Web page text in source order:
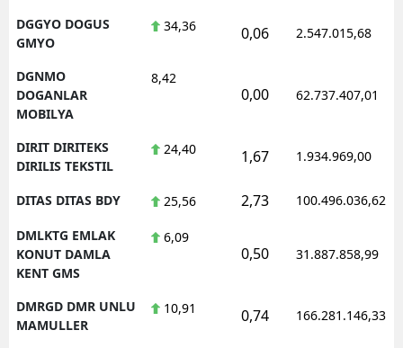
DGGYO DOGUS
GMYO
34,36 0,06 2.547.015,68
DGNMO
DOGANLAR
MOBILYA
8,42
0,00 62.737.407,01
DIRIT DIRITEKS
DIRILIS TEKSTIL
24,40 1,67 1.934.969,00
DITAS DITAS BDY 25,56 2,73 100.496.036,62
DMLKTG EMLAK
KONUT DAMLA
KENT GMS
6,09
0,50 31.887.858,99
DMRGD DMR UNLU
MAMULLER
10,91 0,74 166.281.146,33